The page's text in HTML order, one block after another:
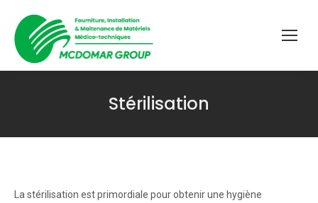
Stérilisation
La stérilisation est primordiale pour obtenir une hygiène